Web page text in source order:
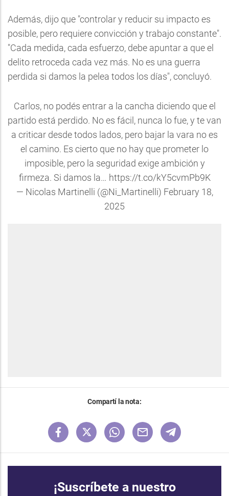
Además, dijo que "controlar y reducir su impacto es
posible, pero requiere convicción y trabajo constante".
"Cada medida, cada esfuerzo, debe apuntar a que el
delito retroceda cada vez más. No es una guerra
perdida si damos la pelea todos los días", concluyó.
Carlos, no podés entrar a la cancha diciendo que el
partido está perdido. No es fácil, nunca lo fue, y te van
a criticar desde todos lados, pero bajar la vara no es
el camino. Es cierto que no hay que prometer lo
imposible, pero la seguridad exige ambición y
firmeza. Si damos la… https://t.co/kY5cvmPb9K
— Nicolas Martinelli (@Ni_Martinelli) February 18,
2025
Compartí la nota:
¡Suscríbete a nuestro